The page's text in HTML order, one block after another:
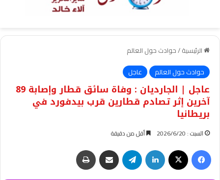
الرئيسية/حوادث حول العالم
حوادث حول العالم
عاجل
عاجل | الجارديان : وفاة سائق قطار وإصابة 89
آخرين إثر تصادم قطارين قرب بيدفورد في
بريطانيا
السبت : 2026/6/20 أقل من دقيقة
فيسبوك لينكدإن تيلقرام مشاركة عبر البريد